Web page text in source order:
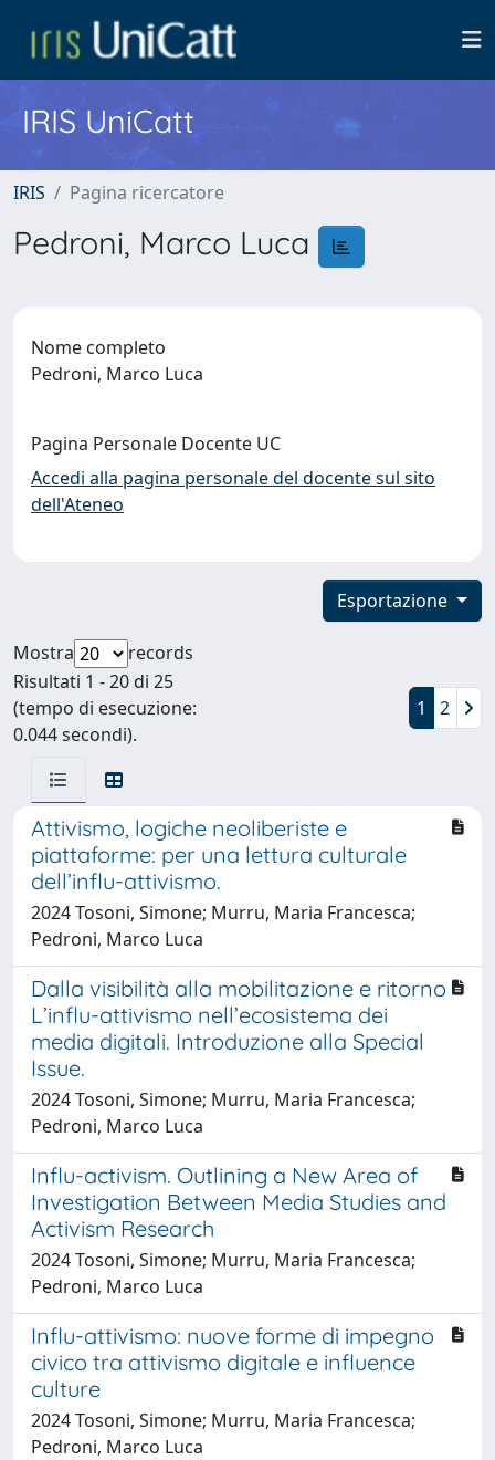
IRIS UniCatt
IRIS Pagina ricercatore
Pedroni, Marco Luca
Nome completo
Pedroni, Marco Luca
Pagina Personale Docente UC
Accedi alla pagina personale del docente sul sito
dell'Ateneo
Esportazione
Mostra
records
Risultati 1 - 20 di 25
(tempo di esecuzione:
0.044 secondi).
1 2
Attivismo, logiche neoliberiste e
piattaforme: per una lettura culturale
dell’influ-attivismo.
2024 Tosoni, Simone; Murru, Maria Francesca;
Pedroni, Marco Luca
Dalla visibilità alla mobilitazione e ritorno
L’influ-attivismo nell’ecosistema dei
media digitali. Introduzione alla Special
Issue.
2024 Tosoni, Simone; Murru, Maria Francesca;
Pedroni, Marco Luca
Influ-activism. Outlining a New Area of
Investigation Between Media Studies and
Activism Research
2024 Tosoni, Simone; Murru, Maria Francesca;
Pedroni, Marco Luca
Influ-attivismo: nuove forme di impegno
civico tra attivismo digitale e influence
culture
2024 Tosoni, Simone; Murru, Maria Francesca;
Pedroni, Marco Luca